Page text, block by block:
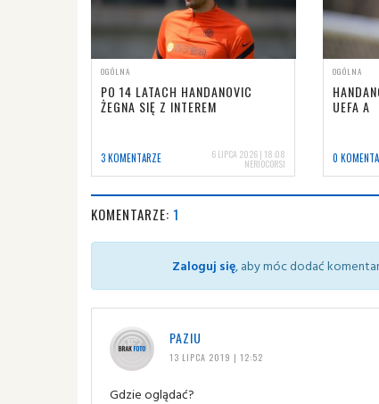
OGÓLNA
PO 14 LATACH HANDANOVIC
ŻEGNA SIĘ Z INTEREM
3 KOMENTARZE 6 LIPCA 2026 | 18:08
NERIOCORSI
OGÓLNA
UEFA A
0
KOMENTARZE: 1
Zaloguj się, aby móc dodać
PAZIU
13 LIPCA 2019 | 12:52
Gdzie oglądać?